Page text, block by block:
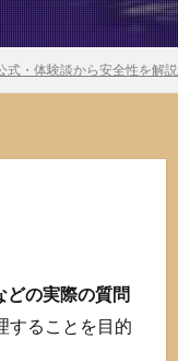
式・体験談から安全性を解説
どの実際の質問
することを目的